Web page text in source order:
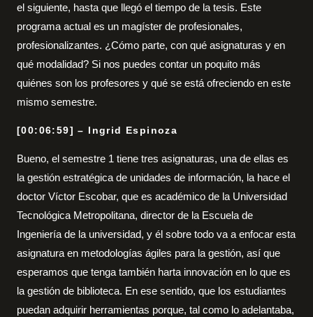
el siguiente, hasta que llegó el tiempo de la tesis. Este
programa actual es un magíster de profesionales,
profesionalizantes. ¿Cómo parte, con qué asignaturas y en
qué modalidad? Si nos puedes contar un poquito más
quiénes son los profesores y qué se está ofreciendo en este
mismo semestre.
[00:06:59] – Ingrid Espinoza
Bueno, el semestre 1 tiene tres asignaturas, una de ellas es
la gestión estratégica de unidades de información, la hace el
doctor Víctor Escobar, que es académico de la Universidad
Tecnológica Metropolitana, director de la Escuela de
Ingeniería de la universidad, y él sobre todo va a enfocar esta
asignatura en metodologías ágiles para la gestión, así que
esperamos que tenga también harta innovación en lo que es
la gestión de biblioteca. En ese sentido, que los estudiantes
puedan adquirir herramientas porque, tal como lo adelantaba,